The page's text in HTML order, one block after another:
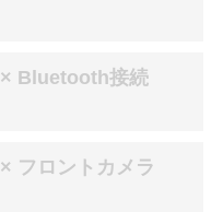
× Bluetooth接続
× フロントカメラ